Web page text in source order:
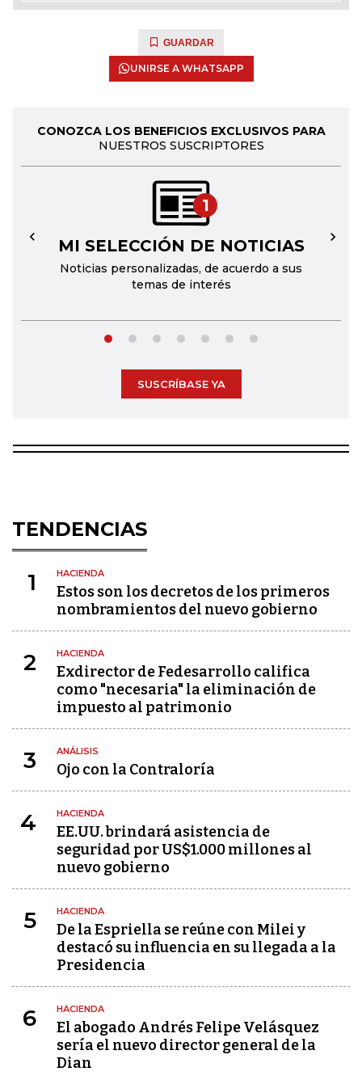
GUARDAR
UNIRSE A WHATSAPP
CONOZCA LOS BENEFICIOS EXCLUSIVOS PARA
NUESTROS SUSCRIPTORES
1
MI SELECCIÓN DE NOTICIAS
Noticias personalizadas, de acuerdo a sus
temas de interés
← →
SUSCRÍBASE YA
TENDENCIAS
1 HACIENDA
Estos son los decretos de los primeros
nombramientos del nuevo gobierno
2 HACIENDA
Exdirector de Fedesarrollo califica
como "necesaria" la eliminación de
impuesto al patrimonio
3 ANÁLISIS
Ojo con la Contraloría
4 HACIENDA
EE.UU. brindará asistencia de
seguridad por US$1.000 millones al
nuevo gobierno
5 HACIENDA
De la Espriella se reúne con Milei y
destacó su influencia en su llegada a la
Presidencia
6 HACIENDA
El abogado Andrés Felipe Velásquez
sería el nuevo director general de la
Dian